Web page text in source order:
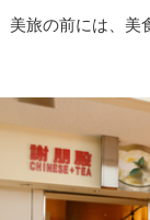
美旅の前には、美